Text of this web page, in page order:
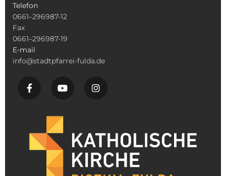
Telefon
0661–296987-12
Fax
0661–296987-19
E-mail
info@stadtpfarrei-fulda.de